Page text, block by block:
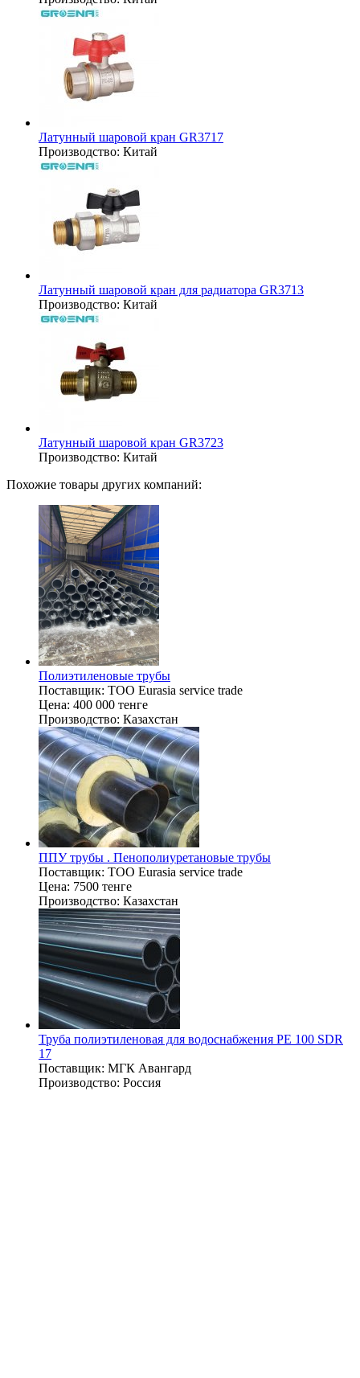
Латунный шаровой кран GR3717
Производство: Китай
Латунный шаровой кран для радиатора GR3713
Производство: Китай
Латунный шаровой кран GR3723
Производство: Китай
Похожие товары других компаний:
Полиэтиленовые трубы
Поставщик: TOO Eurasia service trade
Цена: 400 000 тенге
Производство: Казахстан
ППУ трубы . Пенополиуретановые трубы
Поставщик: TOO Eurasia service trade
Цена: 7500 тенге
Производство: Казахстан
Труба полиэтиленовая для водоснабжения PE 100 SDR
17
Поставщик: МГК Авангард
Производство: Россия